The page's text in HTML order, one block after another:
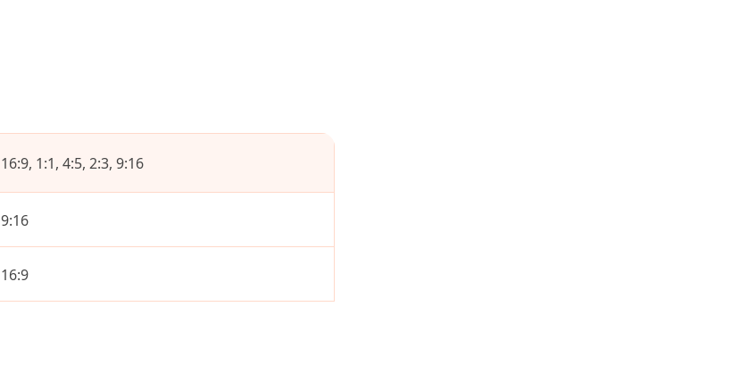
16:9, 1:1, 4:5, 2:3, 9:16
9:16
16:9